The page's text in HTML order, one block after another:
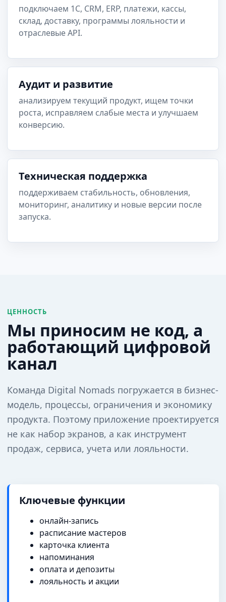
подключаем 1С, CRM, ERP, платежи, кассы,
склад, доставку, программы лояльности и
отраслевые API.
Аудит и развитие
анализируем текущий продукт, ищем точки
роста, исправляем слабые места и улучшаем
конверсию.
Техническая поддержка
поддерживаем стабильность, обновления,
мониторинг, аналитику и новые версии после
запуска.
ЦЕННОСТЬ
Мы приносим не код, а
работающий цифровой
канал
Команда Digital Nomads погружается в бизнес-
модель, процессы, ограничения и экономику
продукта. Поэтому приложение проектируется
не как набор экранов, а как инструмент
продаж, сервиса, учета или лояльности.
Ключевые функции
онлайн-запись
расписание мастеров
карточка клиента
напоминания
оплата и депозиты
лояльность и акции